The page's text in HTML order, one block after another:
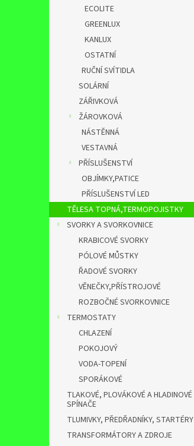
ECOLITE
GREENLUX
KANLUX
OSTATNÍ
RUČNÍ SVÍTIDLA
SOLÁRNÍ
ZÁŘIVKOVÁ
ŽÁROVKOVÁ
NÁSTĚNNÁ
VESTAVNÁ
PŘÍSLUŠENSTVÍ
OBJÍMKY,PATICE
PŘÍSLUŠENSTVÍ LED
TĚLESA TOPNÁ,TERMOPOJISTKY
SVORKY A SVORKOVNICE
KRABICOVÉ SVORKY
PÓLOVÉ MŮSTKY
ŘADOVÉ SVORKY
VĚNEČKY,PŘÍSTROJOVÉ
ROZBOČNÉ SVORKOVNICE
TERMOSTATY
CHLAZENÍ
POKOJOVÝ
VODA-TOPENÍ
SPORÁKOVÉ
TLAKOVÉ, PLOVÁKOVÉ A HLADINOVÉ
SPÍNAČE
TLUMIVKY, PŘEDŘADNÍKY, STARTÉRY
TRANSFORMÁTORY A ZDROJE